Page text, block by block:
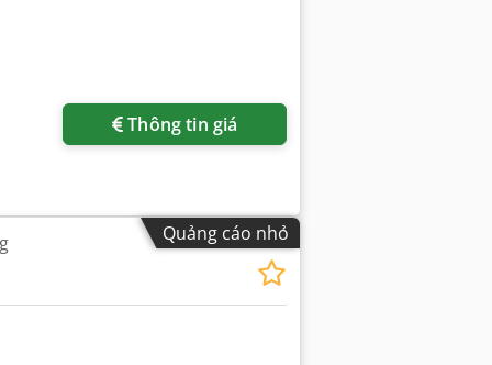
Thông tin giá
Quảng cáo nhỏ